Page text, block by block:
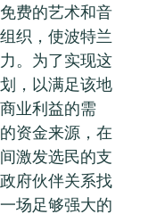
费的艺术和音
织，使波特兰
。为了实现这
，以满足该地
业利益的需
资金来源，在
激发选民的支
府伙伴关系找
场足够强大的